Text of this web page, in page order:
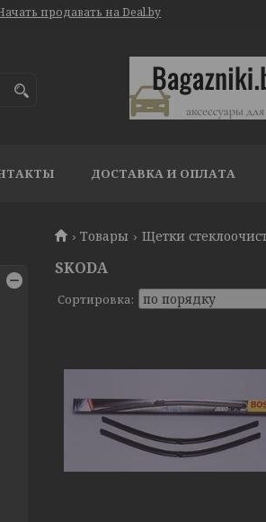
продавать на Deal.by
ДОСТАВКА И ОПЛАТА
Товары Щетки
SKODA